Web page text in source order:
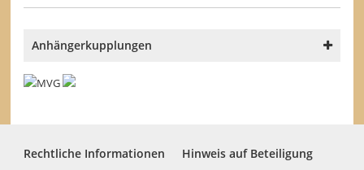
auf.
gewählt
Anhängerkupplungen
Rechtliche Informationen Hinweis auf Beteiligung